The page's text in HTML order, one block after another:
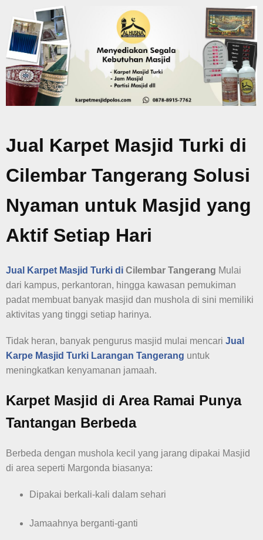
Jual Karpet Masjid Turki di
Cilembar Tangerang Solusi
Nyaman untuk Masjid yang
Aktif Setiap Hari
Jual Karpet Masjid Turki di Cilembar Tangerang Mulai
dari kampus, perkantoran, hingga kawasan pemukiman
padat membuat banyak masjid dan mushola di sini memiliki
aktivitas yang tinggi setiap harinya.
Tidak heran, banyak pengurus masjid mulai mencari Jual
Karpe Masjid Turki Larangan Tangerang untuk
meningkatkan kenyamanan jamaah.
Karpet Masjid di Area Ramai Punya
Tantangan Berbeda
Berbeda dengan mushola kecil yang jarang dipakai Masjid
di area seperti Margonda biasanya:
Dipakai berkali-kali dalam sehari
Jamaahnya berganti-ganti